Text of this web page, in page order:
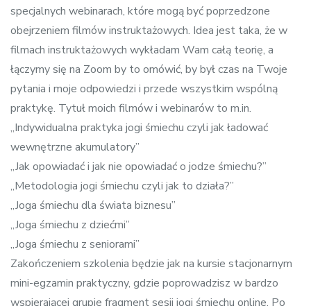
specjalnych webinarach, które mogą być poprzedzone
obejrzeniem filmów instruktażowych. Idea jest taka, że w
filmach instruktażowych wykładam Wam całą teorię, a
łączymy się na Zoom by to omówić, by był czas na Twoje
pytania i moje odpowiedzi i przede wszystkim wspólną
praktykę. Tytuł moich filmów i webinarów to m.in.
„Indywidualna praktyka jogi śmiechu czyli jak ładować
wewnętrzne akumulatory”
„Jak opowiadać i jak nie opowiadać o jodze śmiechu?”
„Metodologia jogi śmiechu czyli jak to działa?”
„Joga śmiechu dla świata biznesu”
„Joga śmiechu z dziećmi”
„Joga śmiechu z seniorami”
Zakończeniem szkolenia będzie jak na kursie stacjonarnym
mini-egzamin praktyczny, gdzie poprowadzisz w bardzo
wspierającej grupie fragment sesji jogi śmiechu online. Po